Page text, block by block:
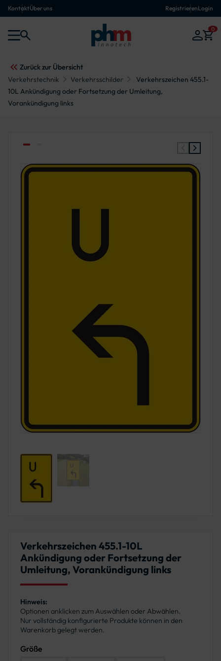
KontaktÜber uns RegistrierenLogin
0
Zurück zur Übersicht
Verkehrstechnik
Verkehrsschilder
Verkehrszeichen 455.1-
10L Ankündigung oder Fortsetzung der Umleitung,
Vorankündigung links
Verkehrszeichen 455.1-10L
Ankündigung oder Fortsetzung der
Umleitung, Vorankündigung links
Hinweis:
Optionen anklicken zum Auswählen oder Abwählen.
Nur vollständig konfigurierte Produkte können in den
Warenkorb gelegt werden.
Größe